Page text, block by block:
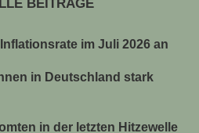
BEITRÄGE
im Juli 2026 an
in Deutschland stark
in der letzten Hitzewelle